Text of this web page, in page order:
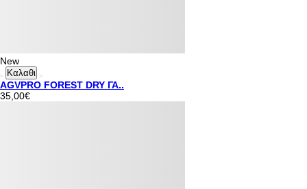
New
Καλαθι
AGVPRO FOREST DRY ΓΑ..
35,00€